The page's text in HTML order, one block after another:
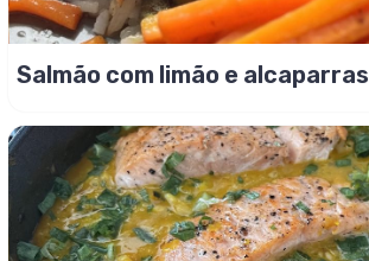
Salmão com limão e alcaparras